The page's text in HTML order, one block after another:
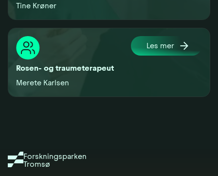
Tine Krøner
Les mer
Rosen- og traumeterapeut
Merete Karlsen
Forskningsparken
Tromsø